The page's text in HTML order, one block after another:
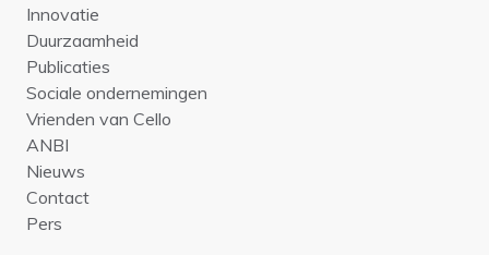
Innovatie
Duurzaamheid
Publicaties
Sociale ondernemingen
Vrienden van Cello
ANBI
Nieuws
Contact
Pers